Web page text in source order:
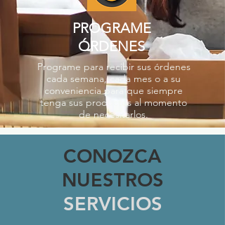
PROGRAME
ÓRDENES
Programe para recibir sus órdenes
cada semana, cada mes o a su
conveniencia para que siempre
tenga sus productos al momento
de necesitarlos.
CONOZCA
NUESTROS
SERVICIOS